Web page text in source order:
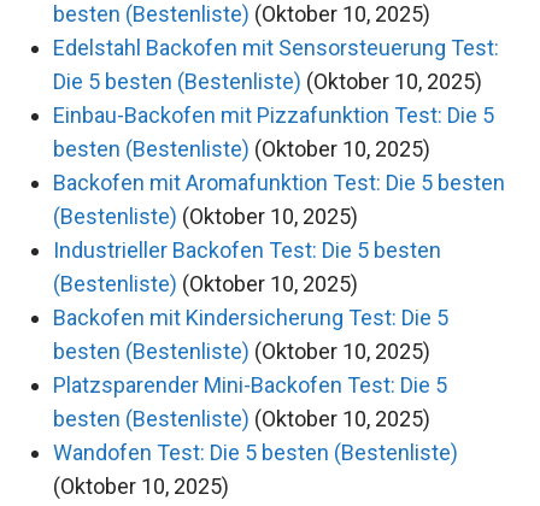
besten (Bestenliste) (Oktober 10, 2025)
Edelstahl Backofen mit Sensorsteuerung Test:
Die 5 besten (Bestenliste) (Oktober 10, 2025)
Einbau-Backofen mit Pizzafunktion Test: Die 5
besten (Bestenliste) (Oktober 10, 2025)
Backofen mit Aromafunktion Test: Die 5 besten
(Bestenliste) (Oktober 10, 2025)
Industrieller Backofen Test: Die 5 besten
(Bestenliste) (Oktober 10, 2025)
Backofen mit Kindersicherung Test: Die 5
besten (Bestenliste) (Oktober 10, 2025)
Platzsparender Mini-Backofen Test: Die 5
besten (Bestenliste) (Oktober 10, 2025)
Wandofen Test: Die 5 besten (Bestenliste)
(Oktober 10, 2025)